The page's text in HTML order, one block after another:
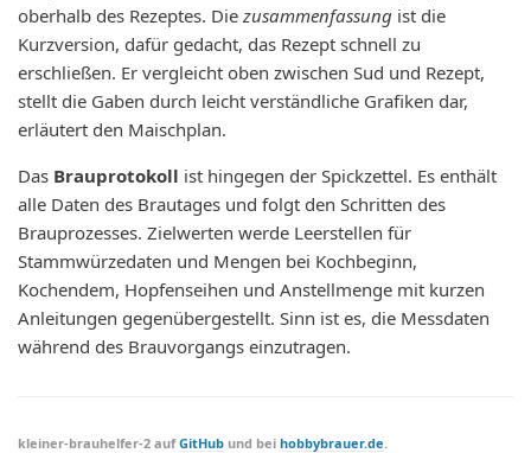
oberhalb des Rezeptes. Die zusammenfassung ist die
Kurzversion, dafür gedacht, das Rezept schnell zu
erschließen. Er vergleicht oben zwischen Sud und Rezept,
stellt die Gaben durch leicht verständliche Grafiken dar,
erläutert den Maischplan.
Das Brauprotokoll ist hingegen der Spickzettel. Es enthält
alle Daten des Brautages und folgt den Schritten des
Brauprozesses. Zielwerten werde Leerstellen für
Stammwürzedaten und Mengen bei Kochbeginn,
Kochendem, Hopfenseihen und Anstellmenge mit kurzen
Anleitungen gegenübergestellt. Sinn ist es, die Messdaten
während des Brauvorgangs einzutragen.
kleiner-brauhelfer-2 aufGitHub und bei hobbybrauer.de.